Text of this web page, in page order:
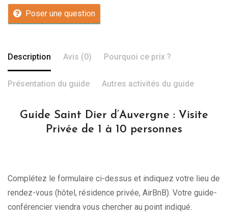
Poser une question
Description Avis (0) Pourquoi ce prix ?
Présentation du guide Autres activités du guide
Guide Saint Dier d’Auvergne : Visite
Privée de 1 à 10 personnes
Complétez le formulaire ci-dessus et indiquez votre lieu de
rendez-vous (hôtel, résidence privée, AirBnB). Votre guide-
conférencier viendra vous chercher au point indiqué.